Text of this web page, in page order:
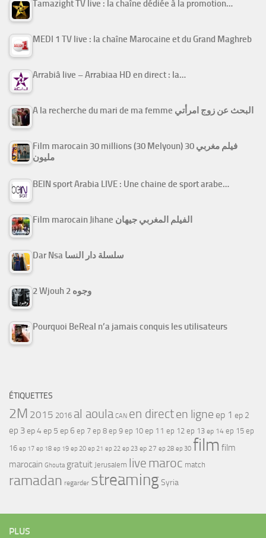
Tamazight TV live : la chaîne dédiée à la promotion…
MEDI 1 TV live : la chaîne Marocaine et du Grand Maghreb
Arrabiâ live – Arrabiaa HD en direct : la…
A la recherche du mari de ma femme البحث عن زوج امرأتي
Film marocain 30 millions (30 Melyoun) فيلم مغربي 30
مليون
BEIN sport Arabia LIVE : Une chaine de sport arabe…
Film marocain Jihane الفيلم المغربي جيهان
Dar Nsa سلسلة دار النسا
2 Wjouh 2 وجوه
Pourquoi BeReal n’a jamais conquis les utilisateurs
ÉTIQUETTES
2M 2015 2016 al aoula CAN en directen ligne ep 1 ep 2
ep 3ep 4ep 5 ep 6 ep 7 ep 8 ep 9 ep 10 ep 11 ep 12 ep 13 ep 14 ep 15 ep
16 ep 17 ep 18 ep 19 ep 20 ep 21 ep 22 ep 23 ep 27 ep 28 ep 30 film film
marocain Ghouta gratuit Jerusalem live maroc match
ramadan regarder streamingSyria
PLUS